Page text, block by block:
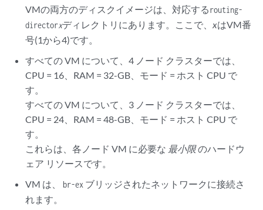
VMの両方のディスクイメージは、対応するrouting-
directorxディレクトリにあります。ここで、xはVM番
号(1から4)です。
すべての VM について、4 ノード クラスターでは、
CPU = 16、RAM = 32-GB、モード = ホスト CPU で
す。
すべての VM について、3 ノード クラスターでは、
CPU = 24、RAM = 48-GB、モード = ホスト CPU で
す。
これらは、各ノード VM に必要な 最小限のハードウ
ェア リソースです。
VM は、br-ex ブリッジされたネットワークに接続さ
れます。